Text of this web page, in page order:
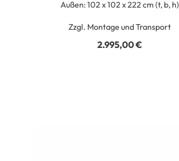
Außen: 102 x 102 x 222 cm (t, b, h)
Zzgl. Montage und Transport
2.995,00€